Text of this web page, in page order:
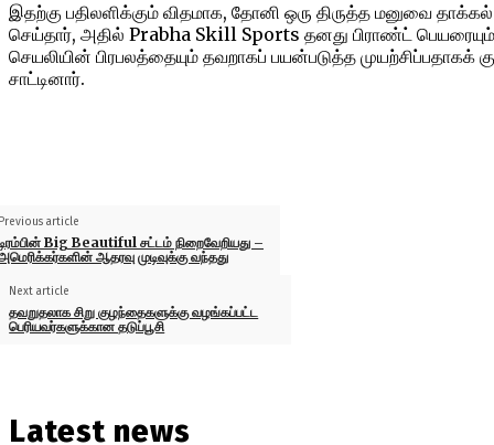
இதற்கு பதிலளிக்கும் விதமாக, தோனி ஒரு திருத்த மனுவை தாக்கல்
செய்தார், அதில் Prabha Skill Sports தனது பிராண்ட் பெயரையும்
செயலியின் பிரபலத்தையும் தவறாகப் பயன்படுத்த முயற்சிப்பதாகக்
சாட்டினார்.
article
Big Beautiful சட்டம் நிறைவேறியது –
ஆதரவு முடிவுக்கு வந்தது
Next article
தவறுதலாக சிறு குழந்தைகளுக்கு வழங்கப்பட்ட
பெரியவர்களுக்கான தடுப்பூசி
Latest news